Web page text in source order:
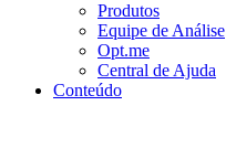
Produtos
Equipe de Análise
Opt.me
Central de Ajuda
Conteúdo